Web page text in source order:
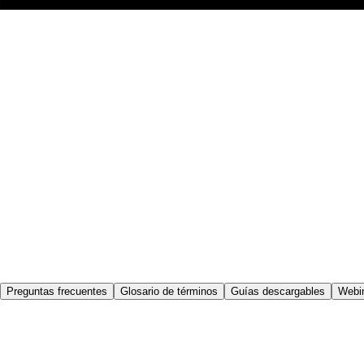
Preguntas frecuentes Glosario de términos Guías descargables